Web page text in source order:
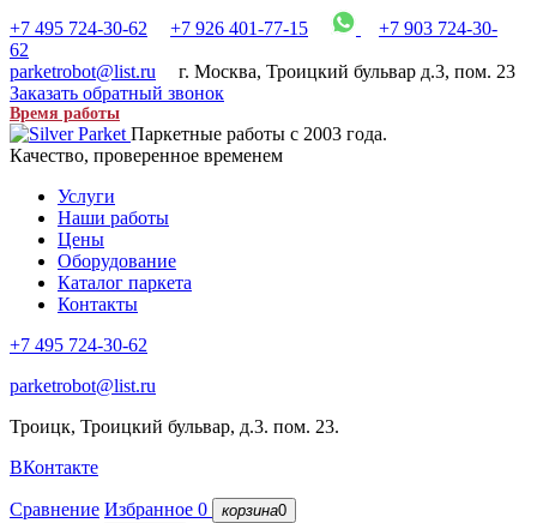
+7 495 724-30-62 +7 926 401-77-15
+7 903 724-30-
62
parketrobot@list.ru
г. Москва, Троицкий бульвар д.3, пом. 23
Заказать обратный звонок
Время работы
Паркетные работы с 2003 года.
Качество, проверенное временем
Услуги
Наши работы
Цены
Оборудование
Каталог паркета
Контакты
+7 495 724-30-62
parketrobot@list.ru
Троицк, Троицкий бульвар, д.3. пом. 23.
ВКонтакте
Сравнение Избранное 0 корзина0